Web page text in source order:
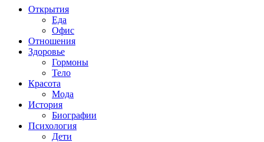
Открытия
Еда
Офис
Отношения
Здоровье
Гормоны
Тело
Красота
Мода
История
Биографии
Психология
Дети